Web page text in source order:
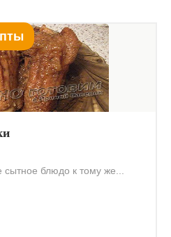
сытное блюдо к тому же...